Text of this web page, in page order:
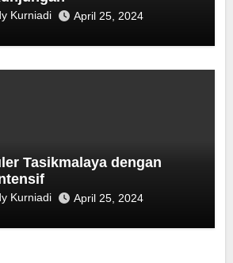
Kurniadi April 25, 2024
Tasikmalaya dengan
Kurniadi April 25, 2024